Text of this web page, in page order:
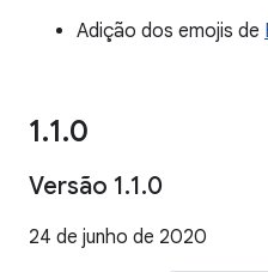
Adição dos emojis de
1.1.0
Versão 1.1.0
24 de junho de 2020